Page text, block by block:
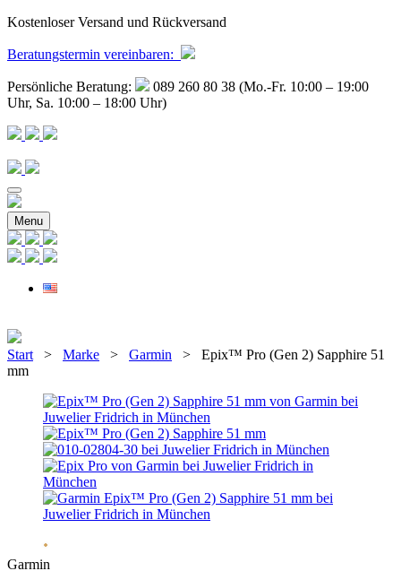
Kostenloser Versand und Rückversand
Beratungstermin vereinbaren:
Persönliche Beratung:
089 260 80 38 (Mo.-Fr. 10:00 – 19:00
Uhr, Sa. 10:00 – 18:00 Uhr)
Menu
Start > Marke > Garmin > Epix™ Pro (Gen 2) Sapphire 51
mm
Garmin